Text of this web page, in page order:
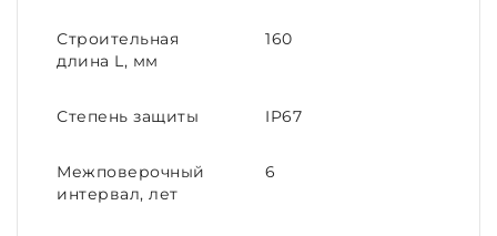
Строительная
длина L, мм
160
Степень защиты IP67
Межповерочный
интервал, лет
6